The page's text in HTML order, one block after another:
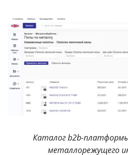
Каталог b2b-
металлорежущего